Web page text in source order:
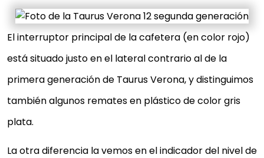
El interruptor principal de la cafetera (en color rojo)
está situado justo en el lateral contrario al de la
primera generación de Taurus Verona, y distinguimos
también algunos remates en plástico de color gris
plata.
La otra diferencia la vemos en el indicador del nivel de